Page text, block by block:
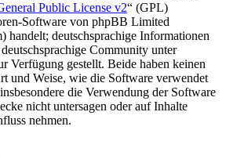
Public License v2“ (GPL)
Software von phpBB Limited
handelt; deutschsprachige Informationen
Community unter
Verfügung gestellt. Beide haben keinen
und Weise, wie die Software verwendet
die Verwendung der Software
nicht untersagen oder auf Inhalte
nehmen.